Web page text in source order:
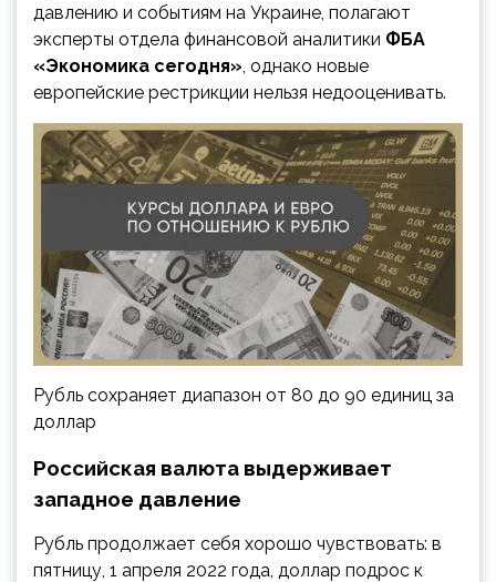
давлению и событиям на Украине, полагают
эксперты отдела финансовой аналитики ФБА
«Экономика сегодня», однако новые
европейские рестрикции нельзя недооценивать.
Рубль сохраняет диапазон от 80 до 90 единиц за
доллар
Российская валюта выдерживает
западное давление
Рубль продолжает себя хорошо чувствовать: в
пятницу, 1 апреля 2022 года, доллар подрос к